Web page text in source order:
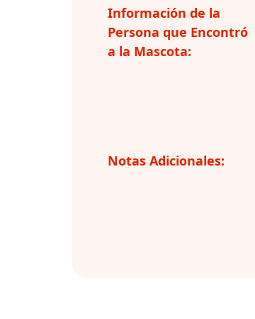
Información de la
Persona que Encontró
a la Mascota:
Notas Adicionales: